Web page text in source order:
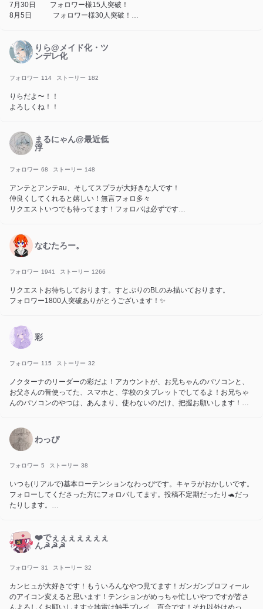
7月30日 フォロワー様15人突破！
8月5日 フォロワー様30人突破！
りら@メイド化・ツ
ンデレ化
フォロワー 114 ストーリー 182
りらだよ〜！！
よろしくね！！
まるにゃん@最近低
浮
フォロワー 68 ストーリー 148
アンテとアンテau、そしてスプラが大好きな人です！
仲良くしてくれると嬉しい！無言フォロ多々
リクエストいつでも待ってます！フォロバは必ずです！
親友がおりまする
僕は麦ごはんちゃんの弟、うゅちゃんの妹です
なむたろー。
フォロワー 1941 ストーリー 1266
リクエストお待ちしております。すとぷりのBLのみ描いております。
フォロワー1800人突破ありがとうございます！✨
彩
フォロワー 115 ストーリー 32
ノクターナのリーダーの彩だよ！アカウントが、お兄ちゃんのパソコンと、
お父さんの昔使ってた、スマホと、学校のタブレットでしてるよ！お兄ちゃ
んのパソコンのやつは、あんまり、使わないのだけ、把握お願いします！フ
わっぴ
フォロワー 5 ストーリー 38
いつも(リアルで)基本ローテンションなわっぴです。キャラがおかしいです。
フォローしてくださった方にフォロバしてます。投稿不定期だったり🐢だっ
たりします。
よろです。❤️でぇぇぇぇぇぇぇ
ん☭☭☭
フォロワー 31 ストーリー 32
カンヒュが大好きです！もういろんなやつ見てます！ガンガンプロフィール
のアイコン変えると思います！テンションがめっちゃ忙しいやつですが皆さ
んよろしくお願いします☆地雷は触手プレイ、百合です！それ以外はめっち